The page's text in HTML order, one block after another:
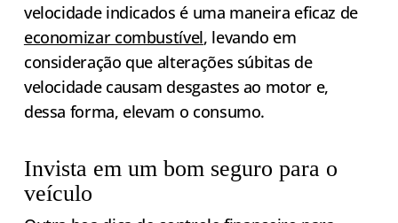
velocidade indicados é uma maneira eficaz de
economizar combustível, levando em
consideração que alterações súbitas de
velocidade causam desgastes ao motor e,
dessa forma, elevam o consumo.
Invista em um bom seguro para o
veículo